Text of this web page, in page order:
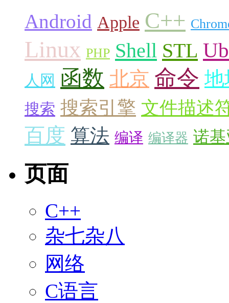
Android Apple C++
Linux PHP Shell STL
人网 函数 北京 命令 地
搜索 搜索引擎 文件描述
百度 算法 编译 编译器 诺
页面
C++
杂七杂八
网络
C语言